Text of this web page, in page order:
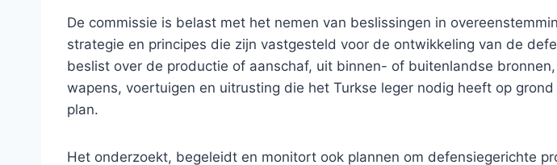
De commissie is belast met het nemen van beslissingen in
strategie en principes die zijn vastgesteld voor de ontwikkeling van de
beslist over de productie of aanschaf, uit binnen- of buitenlandse
wapens, voertuigen en uitrusting die het Turkse leger nodig heeft op
plan.
Het onderzoekt, begeleidt en monitort ook plannen om defensiegerichte